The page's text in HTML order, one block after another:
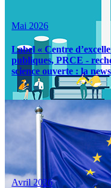
Mai 2026
Label « Centre
publiques, PRCE -
science ouverte : la
Avril 2026